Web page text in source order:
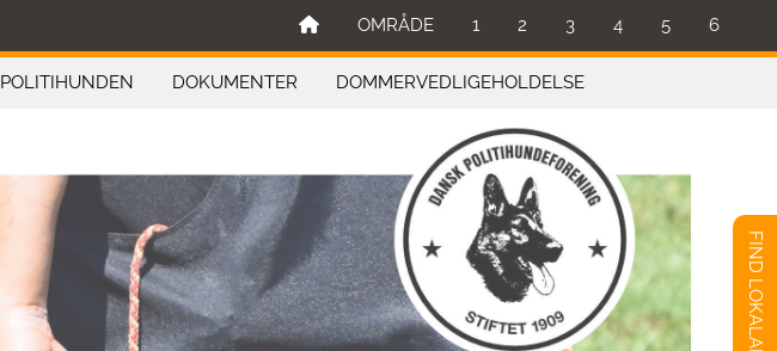
6
5
4
3
2
1
OMRÅDE
POLITIHUNDEN DOKUMENTER DOMMERVEDLIGEHOLDELSE